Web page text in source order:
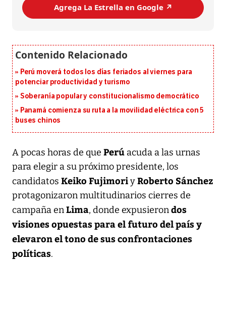
Agrega La Estrella en Google ↗️
Perú moverá todos los días feriados al viernes para
potenciar productividad y turismo
Soberanía popular y constitucionalismo democrático
Panamá comienza su ruta a la movilidad eléctrica con 5
buses chinos
A pocas horas de que Perú acuda a las urnas
para elegir a su próximo presidente, los
candidatos Keiko FujimoriyRoberto Sánchez
protagonizaron multitudinarios cierres de
campaña enLima, donde expusierondos
visiones opuestas para el futuro del país y
elevaron el tono de sus confrontaciones
políticas.